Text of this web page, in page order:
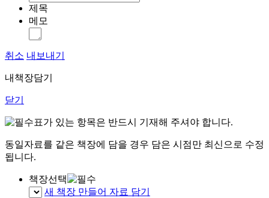
제목
메모
취소 내보내기
내책장담기
닫기
표가 있는 항목은 반드시 기재해 주셔야 합니다.
동일자료를 같은 책장에 담을 경우 담은 시점만 최신으로 수정
됩니다.
책장선택
새 책장 만들어 자료 담기